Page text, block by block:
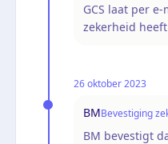
GCS laat per
zekerheid
26 oktober 2023
BMBevestiging
BM bevestigt